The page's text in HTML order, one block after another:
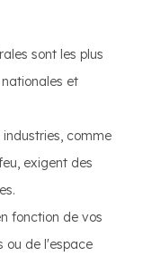
sont les plus
et
industries, comme
exigent des
fonction de vos
ou de l'espace